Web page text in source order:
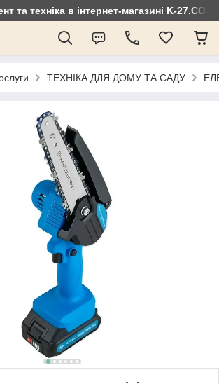
та техніка в інтернет-магазині K-
ТЕХНІКА ДЛЯ ДОМУ ТА САДУ